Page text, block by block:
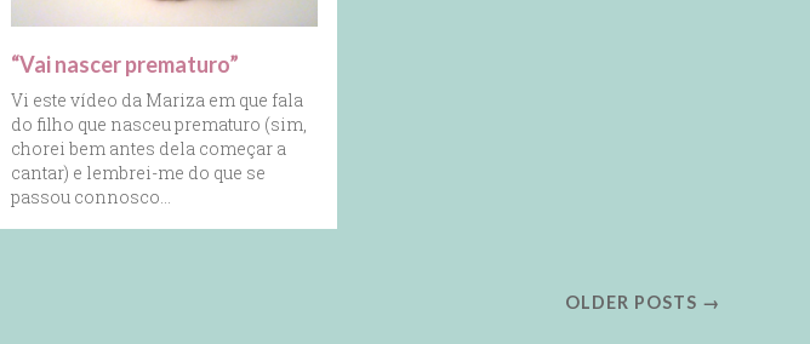
“Vai nascer prematuro”
Vi este vídeo da Mariza em que fala
do filho que nasceu prematuro (sim,
chorei bem antes dela começar a
cantar) e lembrei-me do que se
passou connosco…
OLDER POSTS →